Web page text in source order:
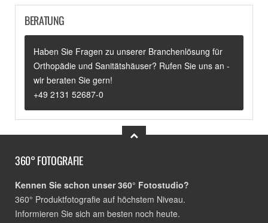
BERATUNG
Haben Sie Fragen zu unserer Branchenlösung für
Orthopädie und Sanitätshäuser? Rufen Sie uns an -
wir beraten Sie gern!
+49 2131 52687-0
360° FOTOGRAFIE
Kennen Sie schon unser 360° Fotostudio?
360° Produktfotografie auf höchstem Niveau.
Informieren Sie sich am besten noch heute.